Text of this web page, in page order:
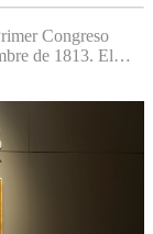
Congreso
de 1813. El…